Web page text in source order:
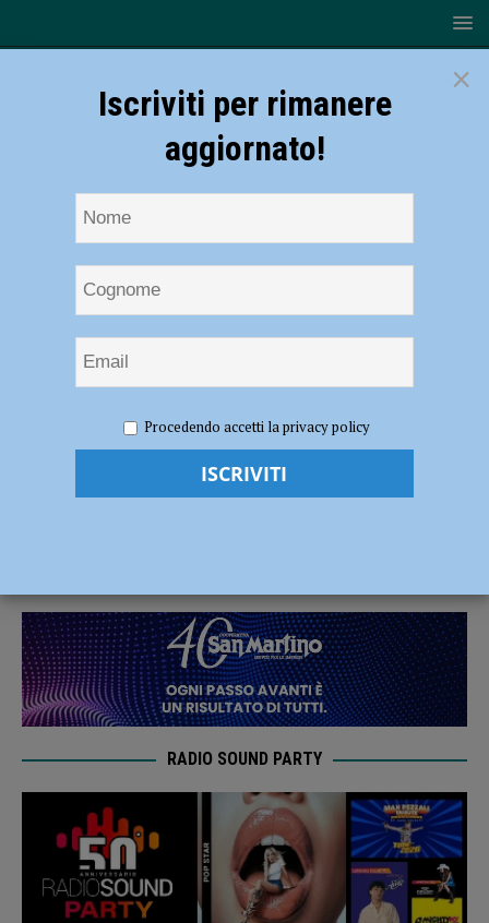
rissa in via Colombo, nei guai due senegalesi
Violenta rissa in via Colombo, nei guai
RADIO SOUND PARTY
×
Iscriviti per rimanere
aggiornato!
Procedendo accetti la privacy policy